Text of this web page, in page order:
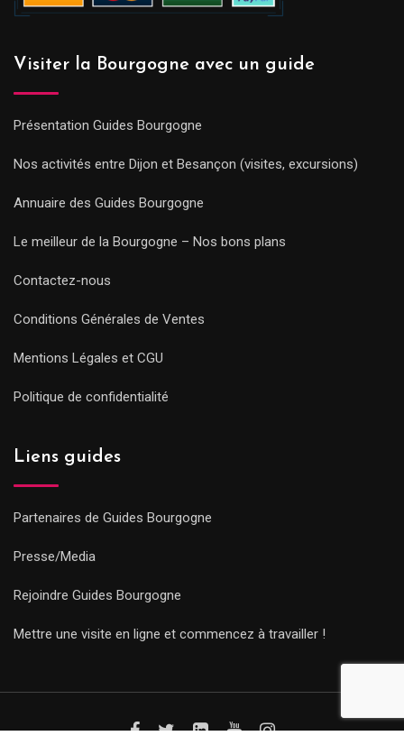
Visiter la Bourgogne avec un guide
Présentation Guides Bourgogne
Nos activités entre Dijon et Besançon (visites, excursions)
Annuaire des Guides Bourgogne
Le meilleur de la Bourgogne – Nos bons plans
Contactez-nous
Conditions Générales de Ventes
Mentions Légales et CGU
Politique de confidentialité
Liens guides
Partenaires de Guides Bourgogne
Presse/Media
Rejoindre Guides Bourgogne
Mettre une visite en ligne et commencez à travailler !